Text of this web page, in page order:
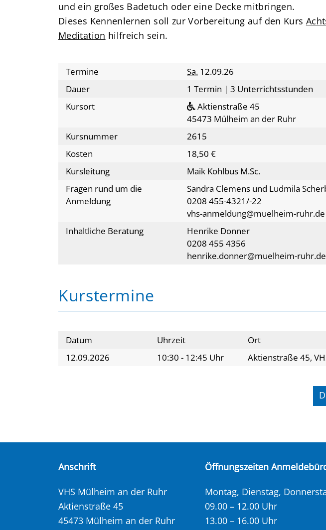
und ein großes Badetuch oder eine Decke mitbringen.
Dieses Kennenlernen soll zur Vorbereitung auf den Kurs
Meditation hilfreich sein.
Termine Sa. 12.09.26
Dauer
1 Termin | 3 Unterrichtsstunden
Kursort
Aktienstraße 45
45473 Mülheim an der Ruhr
Kursnummer
2615
Kosten
18,50 €
Kursleitung
Maik Kohlbus M.Sc.
Fragen rund um die
Anmeldung
Sandra Clemens und Ludmila
0208 455-4321/-22
vhs-anmeldung@muelheim-ruhr.de
Inhaltliche Beratung
Henrike Donner
0208 455 4356
henrike.donner@muelheim-ruhr.de
Kurstermine
Datum Uhrzeit
Ort
12.09.2026
10:30 - 12:45 Uhr Aktienstraße 45,
Anschrift
VHS Mülheim an der Ruhr
Aktienstraße 45
45473 Mülheim an der Ruhr
Öffnungszeiten
Montag, Dienstag,
09.00 – 12.00 Uhr
13.00 – 16.00 Uhr